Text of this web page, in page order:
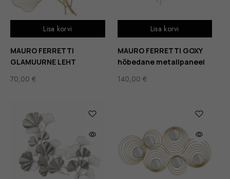
Lisa korvi
MAURO FERRETTI
GLAMUURNE LEHT
70,00 €
Lisa korvi
MAURO FERRETTI GOXY
hõbedane metallpaneel
140,00 €